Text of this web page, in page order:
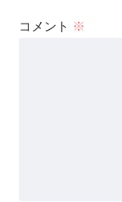
コメント ※